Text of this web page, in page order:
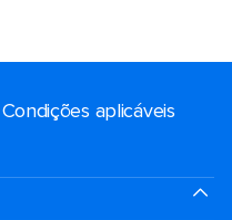
aplicáveis